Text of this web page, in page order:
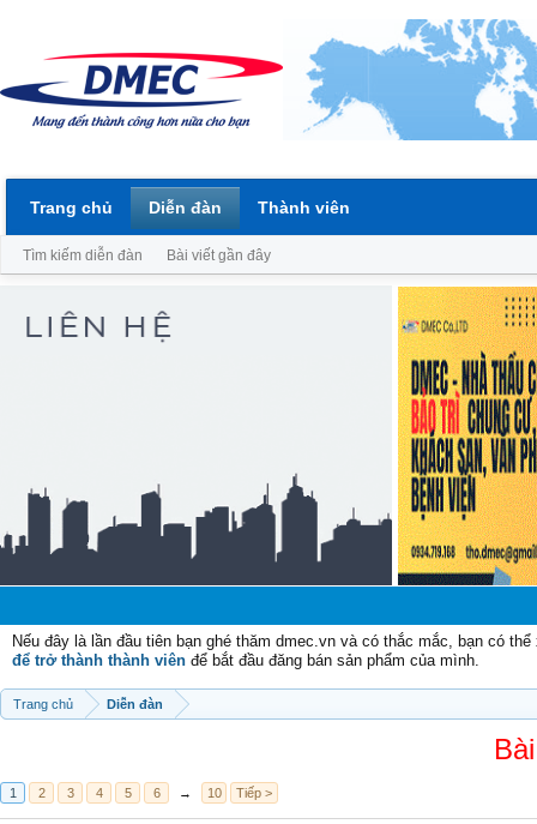
Nếu đây là lần đầu tiên bạn ghé thăm dmec.vn và có thắc mắc, bạn có
để trở thành thành viên để bắt đầu đăng bán sản phẩm của mình.
Trang chủ Diễn đàn
1 2 3 4 5 6 → 10 Tiếp >
Trang chủ Diễn đàn
Tìm kiếm diễn đàn Bài viết gần đây
Thành viên